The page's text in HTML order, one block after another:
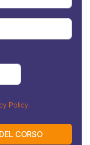
Policy.
CORSO